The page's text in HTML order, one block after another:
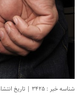
شناسه خبر : 3425 | تاریخ انتشار : 13 شهریور 1401 - 1:51 |